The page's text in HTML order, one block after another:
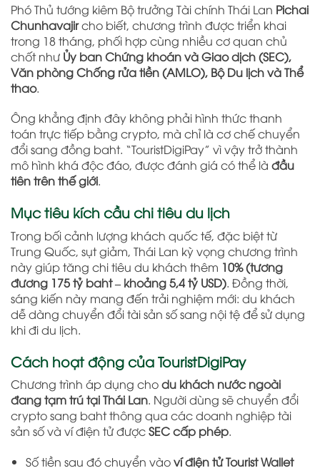
Phó Thủ tướng kiêm Bộ trưởng Tài chính Thái Lan Pichai
Chunhavajircho biết, chương trình được triển khai
trong 18 tháng, phối hợp cùng nhiều cơ quan chủ
chốt như Ủy ban Chứng khoán và Giao dịch (SEC),
Văn phòng Chống rửa tiền (AMLO), Bộ Du lịch và Thể
thao.
Ông khẳng định đây không phải hình thức thanh
toán trực tiếp bằng crypto, mà chỉ là cơ chế chuyển
đổi sang đồng baht. “TouristDigiPay” vì vậy trở thành
mô hình khá độc đáo, được đánh giá có thể là đầu
tiên trên thế giới.
Mục tiêu kích cầu chi tiêu du lịch
Trong bối cảnh lượng khách quốc tế, đặc biệt từ
Trung Quốc, sụt giảm, Thái Lan kỳ vọng chương trình
này giúp tăng chi tiêu du khách thêm 10% (tương
đương 175 tỷ baht – khoảng 5,4 tỷ USD). Đồng thời,
sáng kiến này mang đến trải nghiệm mới: du khách
dễ dàng chuyển đổi tài sản số sang nội tệ để sử dụng
khi đi du lịch.
Cách hoạt động của TouristDigiPay
Chương trình áp dụng chodu khách nước ngoài
đang tạm trú tại Thái Lan. Người dùng sẽ chuyển đổi
crypto sang baht thông qua các doanh nghiệp tài
sản số và ví điện tử đượcSEC cấp phép.
Số tiền sau đó chuyển vàoví điện tử Tourist Wallet